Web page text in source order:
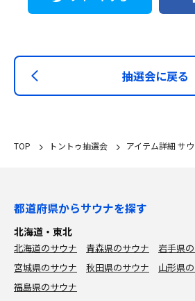
抽選会に戻る
TOP トントゥ抽選会 アイテム詳細 サ
都道府県からサウナを探す
北海道・東北
北海道のサウナ 青森県のサウナ
岩手県
宮城県のサウナ
秋田県のサウナ
山形県
福島県のサウナ